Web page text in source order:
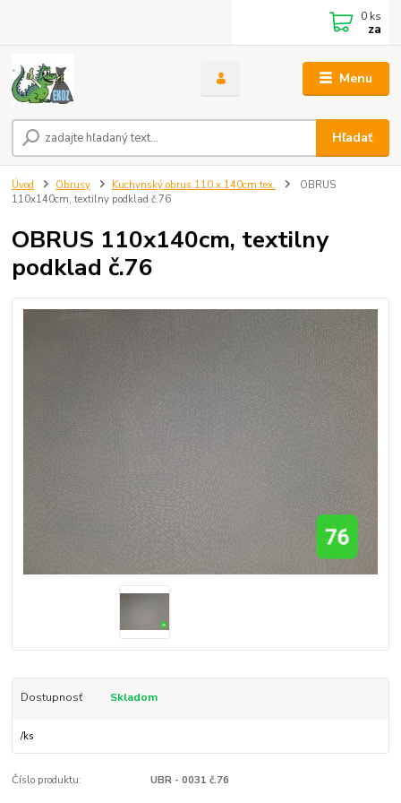
Menu
Hľadať
0 ks
za
Úvod Obrusy Kuchynský obrus 110 x 140cm tex.
OBRUS
110x140cm, textilny podklad č.76
OBRUS 110x140cm, textilny
podklad č.76
Dostupnosť Skladom
/ks
Číslo produktu: UBR - 0031 č.76